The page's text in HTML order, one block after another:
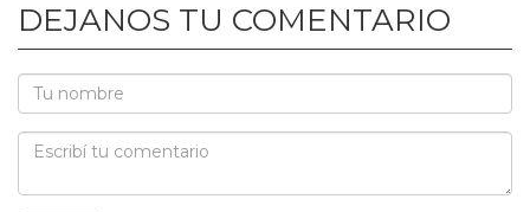
DEJANOS TU COMENTARIO